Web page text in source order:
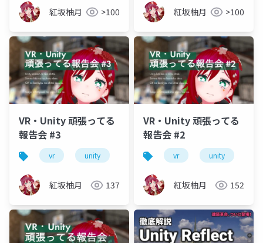
紅坂柚月 >100 紅坂柚月 >100
VR・Unity 頑張ってる
報告会 #3
vr unity vrchat 初心者
紅坂柚月 137
VR・Unity 頑張ってる
報告会 #2
vr unity
紅坂柚月 152